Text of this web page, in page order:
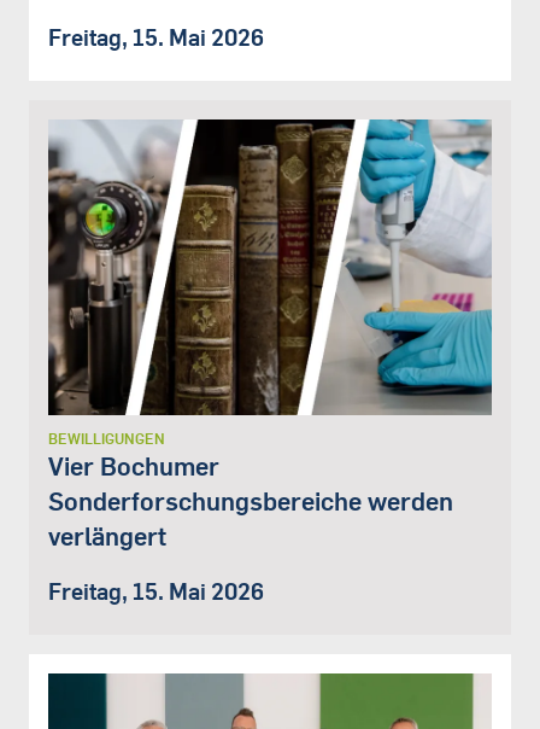
Freitag, 15. Mai 2026
BEWILLIGUNGEN
Vier Bochumer
Sonderforschungsbereiche werden
verlängert
Freitag, 15. Mai 2026